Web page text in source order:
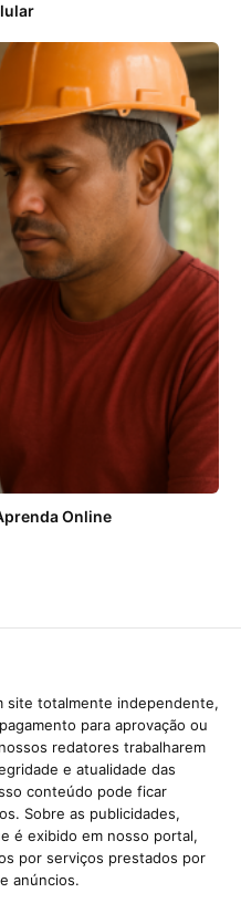
Online
site totalmente independente,
para aprovação ou
redatores trabalharem
e atualidade das
conteúdo pode ficar
Sobre as publicidades,
é exibido em nosso portal,
por serviços prestados por
anúncios.